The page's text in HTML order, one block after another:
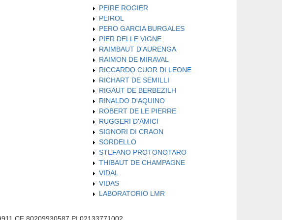
PEIRE ROGIER
PEIROL
PERO GARCIA BURGALES
PIER DELLE VIGNE
RAIMBAUT D'AURENGA
RAIMON DE MIRAVAL
RICCARDO CUOR DI LEONE
RICHART DE SEMILLI
RIGAUT DE BERBEZILH
RINALDO D'AQUINO
ROBERT DE LE PIERRE
RUGGERI D'AMICI
SIGNORI DI CRAON
SORDELLO
STEFANO PROTONOTARO
THIBAUT DE CHAMPAGNE
VIDAL
VIDAS
LABORATORIO LMR
CF 80209930587 PI 02133771002